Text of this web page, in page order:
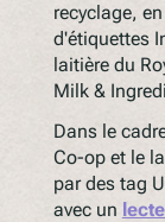
recyclage,
d'étiquettes
laitière du
Milk &
Dans le
Co-op et le
par des tag
avec un